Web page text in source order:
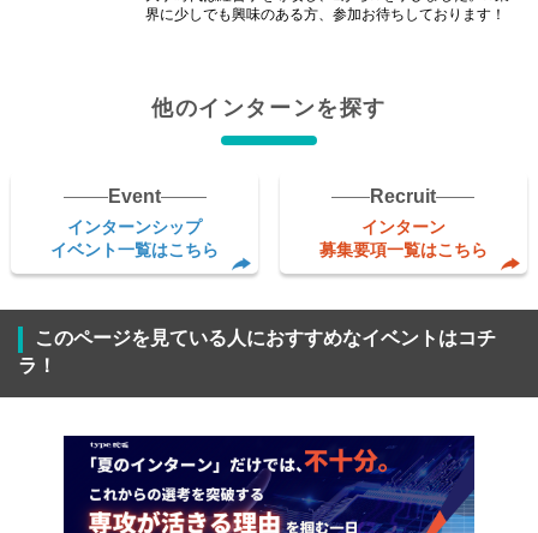
界に少しでも興味のある方、参加お待ちしております！
他のインターンを探す
Event
インターンシップ
イベント一覧はこちら
Recruit
インターン
募集要項一覧はこちら
このページを見ている人におすすめなイベントはコチ
ラ！